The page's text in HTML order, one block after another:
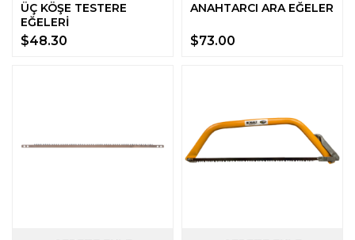
ÜÇ KÖŞE TESTERE
EĞELERİ
$48.30
ANAHTARCI ARA EĞELER
$73.00